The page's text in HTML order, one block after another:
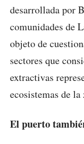
desarrollada por
comunidades de
objeto de
sectores que
extractivas
ecosistemas de la
El puerto